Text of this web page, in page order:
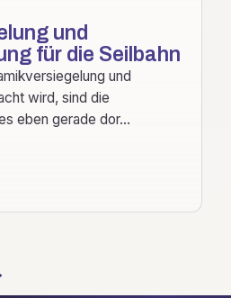
und
für die Seilbahn
und
wird, sind die
eben gerade dor...